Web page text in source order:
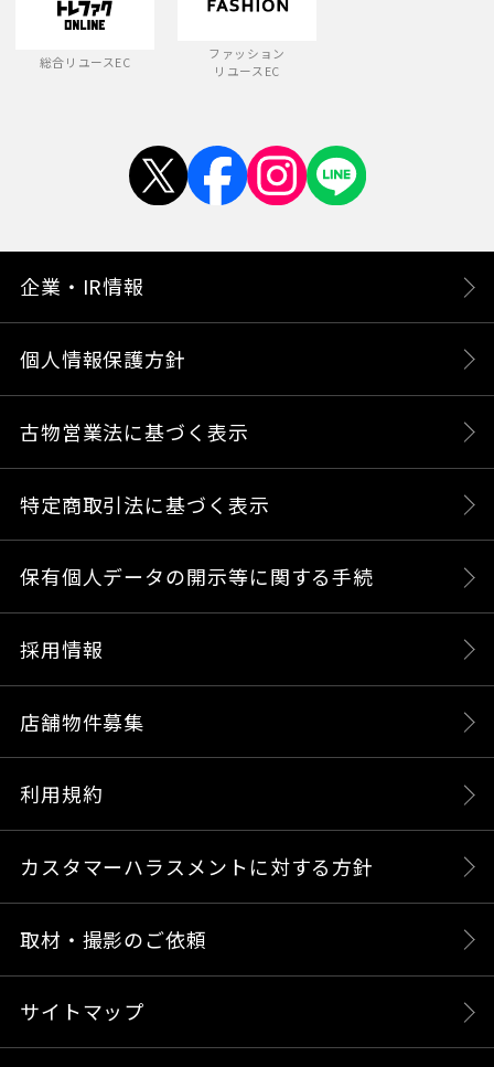
総合リユースEC
ファッション
リユースEC
企業・IR情報
個人情報保護方針
古物営業法に基づく表示
特定商取引法に基づく表示
保有個人データの開示等に関する手続
採用情報
店舗物件募集
利用規約
カスタマーハラスメントに対する方針
取材・撮影のご依頼
サイトマップ